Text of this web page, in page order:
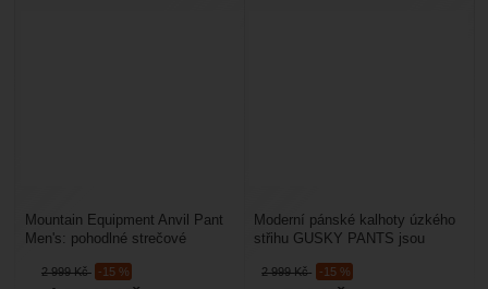
2 999Kč -15 %
Mountain Equipment Anvil Pant
Men's: pohodlné strečové
bavlny, vhodné pro...
2 999Kč -15 %
Moderní pánské kalhoty úzkého
střihu GUSKY PANTS jsou
98% organické bavlny...